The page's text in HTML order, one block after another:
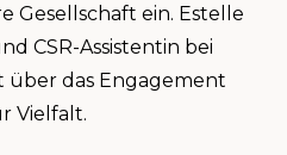
Gesellschaft ein. Estelle
CSR-Assistentin bei
über das Engagement
Vielfalt.